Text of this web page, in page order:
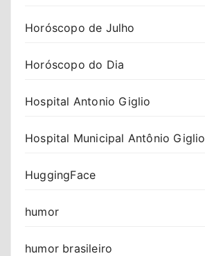
Horóscopo de Julho
Horóscopo do Dia
Hospital Antonio Giglio
Hospital Municipal Antônio Giglio
HuggingFace
humor
humor brasileiro